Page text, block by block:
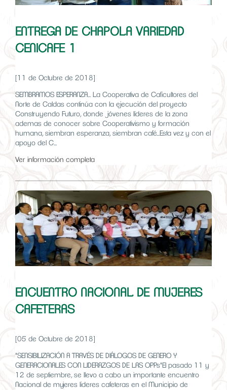
ENTREGA DE CHAPOLA VARIEDAD
CENICAFE 1
[11 de Octubre de 2018]
SEMBRAMOS ESPERANZA... La Cooperativa de Caficultores del
Norte de Caldas continúa con la ejecución del proyecto
Construyendo Futuro, donde jóvenes líderes de la zona
ademas de conocer sobre Cooperativismo y formación
humana, siembran esperanza, siembran café...Esta vez y con el
apoyo del C...
Ver información completa
ENCUENTRO NACIONAL DE MUJERES
CAFETERAS
[05 de Octubre de 2018]
"SENSIBILIZACIÓN A TRAVÉS DE DIÁLOGOS DE GENERO Y
GENERACIONALES CON LIDERAZGOS DE LAS OPPs"El pasado 11 y
12 de septiembre, se llevo a cabo un importante encuentro
Nacional de mujeres lideres cafeteras en el Municipio de